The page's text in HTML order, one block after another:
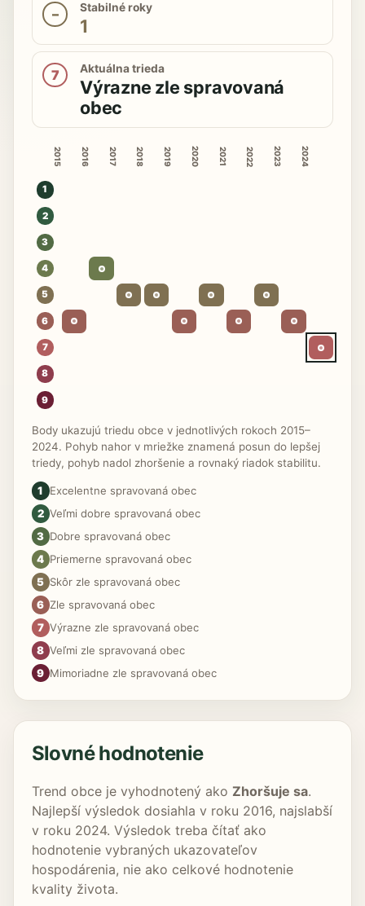
– Stabilné roky
1
7 Aktuálna trieda
Výrazne zle spravovaná
obec
2015 2016 2017 2018 2019 2020 2021 2022 2023 2024
1
2
3
4
5
6
7
8
9
Body ukazujú triedu obce v jednotlivých rokoch 2015–
2024. Pohyb nahor v mriežke znamená posun do lepšej
triedy, pohyb nadol zhoršenie a rovnaký riadok stabilitu.
1 Excelentne spravovaná obec
2 Veľmi dobre spravovaná obec
3 Dobre spravovaná obec
4 Priemerne spravovaná obec
5 Skôr zle spravovaná obec
6 Zle spravovaná obec
7 Výrazne zle spravovaná obec
8 Veľmi zle spravovaná obec
9 Mimoriadne zle spravovaná obec
Slovné hodnotenie
Trend obce je vyhodnotený ako Zhoršuje sa.
Najlepší výsledok dosiahla v roku 2016, najslabší
v roku 2024. Výsledok treba čítať ako
hodnotenie vybraných ukazovateľov
hospodárenia, nie ako celkové hodnotenie
kvality života.